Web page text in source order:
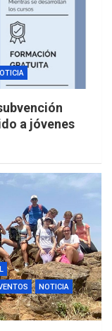
a jóvenes
NOTICIA